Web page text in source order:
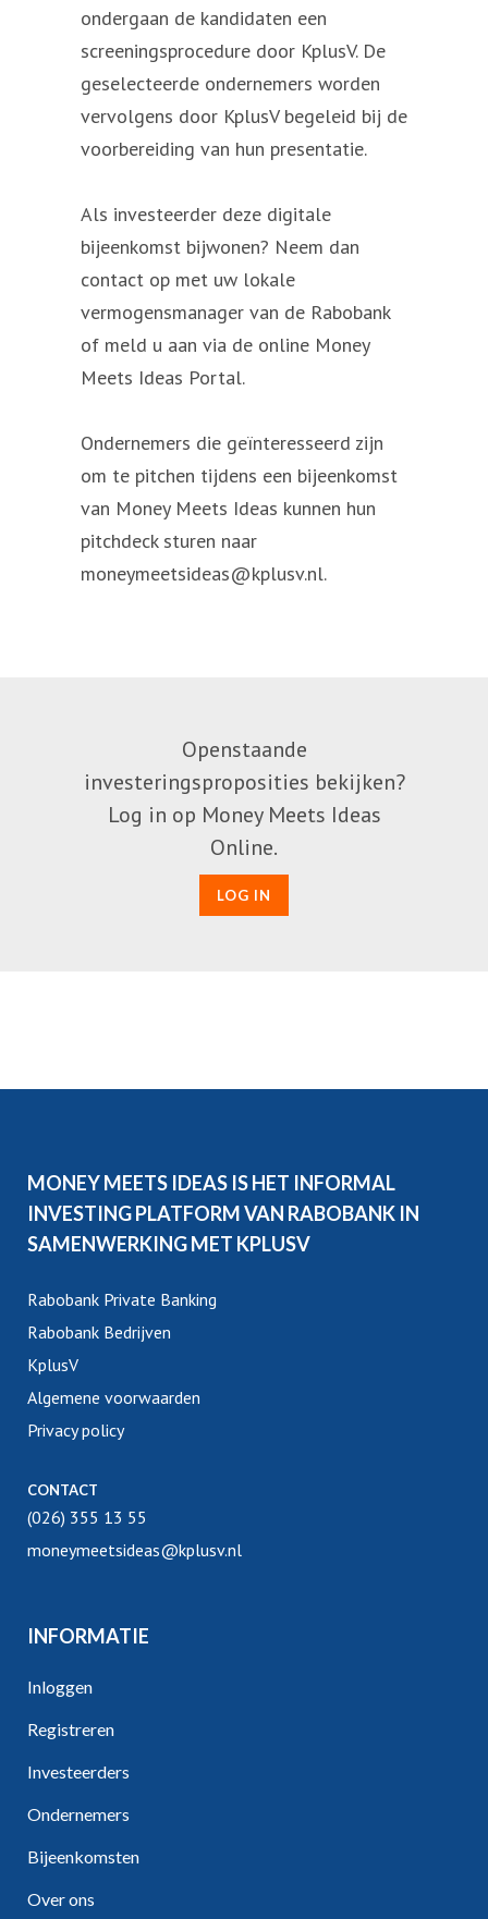
ondergaan de kandidaten een
screeningsprocedure door KplusV. De
geselecteerde ondernemers worden
vervolgens door KplusV begeleid bij de
voorbereiding van hun presentatie.
Als investeerder deze digitale
bijeenkomst bijwonen? Neem dan
contact op met uw lokale
vermogensmanager van de Rabobank
of meld u aan via de online Money
Meets Ideas Portal.
Ondernemers die geïnteresseerd zijn
om te pitchen tijdens een bijeenkomst
van Money Meets Ideas kunnen hun
pitchdeck sturen naar
moneymeetsideas@kplusv.nl.
Openstaande
investeringsproposities bekijken?
Log in op Money Meets Ideas
Online.
LOG IN
MONEY MEETS IDEAS IS HET INFORMAL
INVESTING PLATFORM VAN RABOBANK IN
SAMENWERKING MET KPLUSV
Rabobank Private Banking
Rabobank Bedrijven
KplusV
Algemene voorwaarden
Privacy policy
CONTACT
(026) 355 13 55
moneymeetsideas@kplusv.nl
INFORMATIE
Inloggen
Registreren
Investeerders
Ondernemers
Bijeenkomsten
Over ons